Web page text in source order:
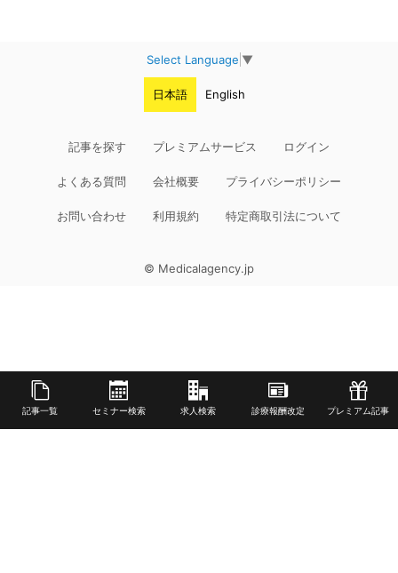
記事一覧 セミナー検索 求人検索 診療報酬改定 プレミアム記事
Select Language ▼
日本語 English
記事を探す プレミアムサービス ログイン
よくある質問 会社概要 プライバシーポリシー
お問い合わせ 利用規約 特定商取引法について
© Medicalagency.jp